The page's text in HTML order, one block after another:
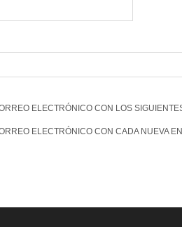
ELECTRÓNICO CON LOS
ELECTRÓNICO CON CADA NUEVA